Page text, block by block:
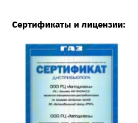
Сертификаты и лицензии: